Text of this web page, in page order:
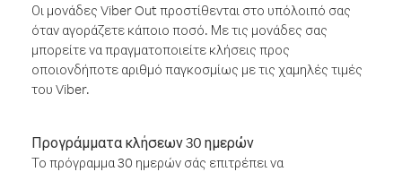
Οι μονάδες Viber Out προστίθενται στο υπόλοιπό σας
όταν αγοράζετε κάποιο ποσό. Με τις μονάδες σας
μπορείτε να πραγματοποιείτε κλήσεις προς
οποιονδήποτε αριθμό παγκοσμίως με τις χαμηλές τιμές
του Viber.
Προγράμματα κλήσεων 30 ημερών
Το πρόγραμμα 30 ημερών σάς επιτρέπει να